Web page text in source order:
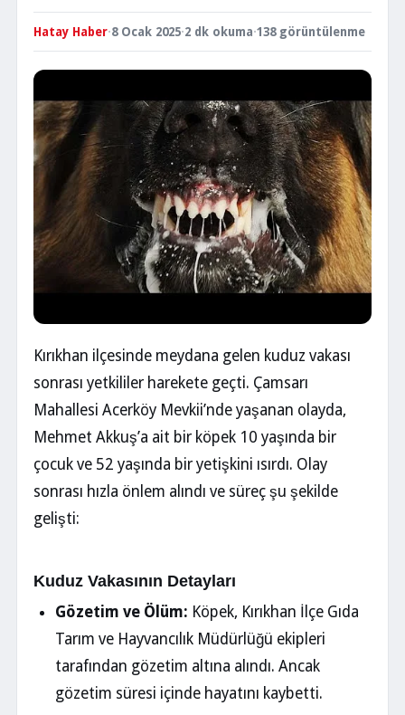
Hatay Haber·8 Ocak 2025·2 dk okuma·138 görüntülenme
Kırıkhan ilçesinde meydana gelen kuduz vakası
sonrası yetkililer harekete geçti. Çamsarı
Mahallesi Acerköy Mevkii’nde yaşanan olayda,
Mehmet Akkuş’a ait bir köpek 10 yaşında bir
çocuk ve 52 yaşında bir yetişkini ısırdı. Olay
sonrası hızla önlem alındı ve süreç şu şekilde
gelişti:
Kuduz Vakasının Detayları
Gözetim ve Ölüm: Köpek, Kırıkhan İlçe Gıda
Tarım ve Hayvancılık Müdürlüğü ekipleri
tarafından gözetim altına alındı. Ancak
gözetim süresi içinde hayatını kaybetti.